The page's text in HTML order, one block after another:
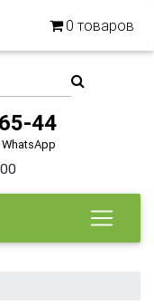
0 товаров
44
WhatsApp